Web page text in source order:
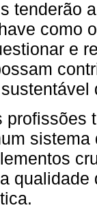
tenderão
como
e
profissões